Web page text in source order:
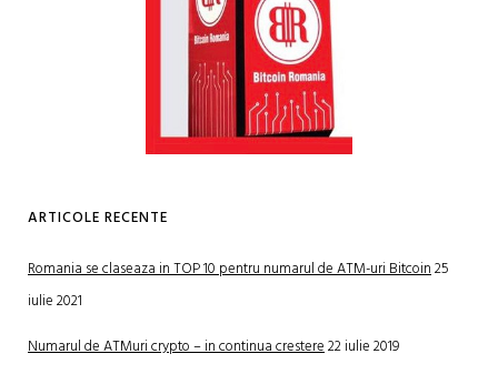
ARTICOLE RECENTE
Romania se claseaza in TOP 10 pentru numarul de ATM-uri Bitcoin25
iulie 2021
Numarul de ATMuri crypto – in continua crestere22 iulie 2019